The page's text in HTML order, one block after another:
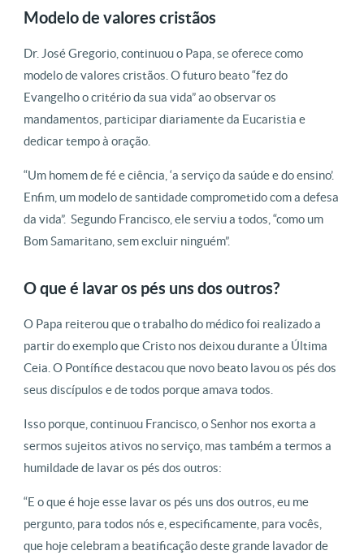
Modelo de valores cristãos
Dr. José Gregorio, continuou o Papa, se oferece como
modelo de valores cristãos. O futuro beato “fez do
Evangelho o critério da sua vida” ao observar os
mandamentos, participar diariamente da Eucaristia e
dedicar tempo à oração.
“Um homem de fé e ciência, ‘a serviço da saúde e do ensino’.
Enfim, um modelo de santidade comprometido com a defesa
da vida”. Segundo Francisco, ele serviu a todos, “como um
Bom Samaritano, sem excluir ninguém”.
O que é lavar os pés uns dos outros?
O Papa reiterou que o trabalho do médico foi realizado a
partir do exemplo que Cristo nos deixou durante a Última
Ceia. O Pontífice destacou que novo beato lavou os pés dos
seus discípulos e de todos porque amava todos.
Isso porque, continuou Francisco, o Senhor nos exorta a
sermos sujeitos ativos no serviço, mas também a termos a
humildade de lavar os pés dos outros:
“E o que é hoje esse lavar os pés uns dos outros, eu me
pergunto, para todos nós e, especificamente, para vocês,
que hoje celebram a beatificação deste grande lavador de